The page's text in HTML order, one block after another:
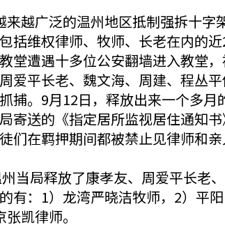
来越广泛的温州地区抵制强拆十
括维权律师、牧师、长老在内的
堂遭遇十多位公安翻墙进入教堂
爱平长老、魏文海、周建、程丛
捕。9月12日，释放出来一个多
寄送的《指定居所监视居住通知
们在羁押期间都被禁止见律师和
当局释放了康孝友、周爱平长老
有：1）龙湾严晓洁牧师，2）平
凯律师。